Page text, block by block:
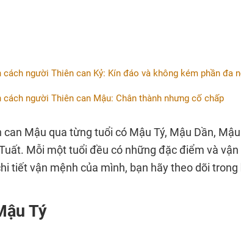
cách người Thiên can Kỷ: Kín đáo và không kém phần đa
cách người Thiên can Mậu: Chân thành nhưng cố chấp
can Mậu qua từng tuổi có Mậu Tý, Mậu Dần,
Mỗi một tuổi đều có những đặc điểm và
tiết vận mệnh của mình, bạn hãy theo dõi trong
Tý